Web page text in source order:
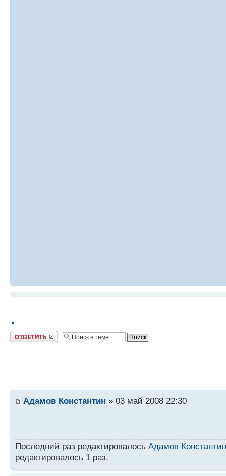
.
Ответить
Адамов Константин » 03 май 2008 22:30
Последний раз редактировалось Адамов Константин
редактировалось 1 раз.